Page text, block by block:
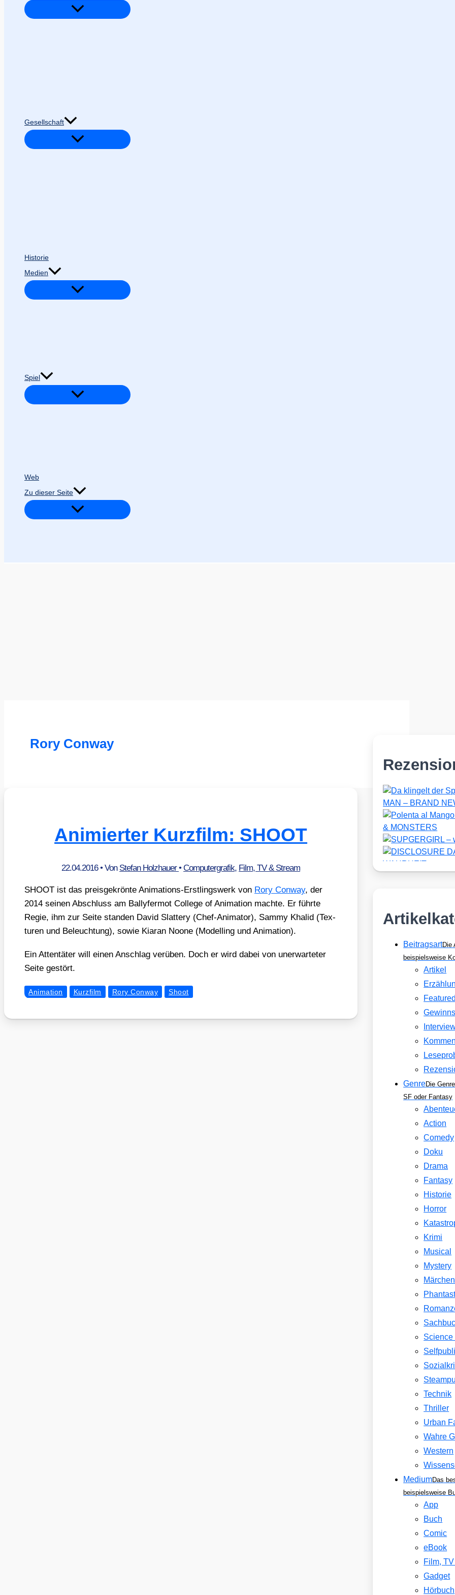
Gesellschaft
Historie
Medien
Spiel
Web
Zu dieser Seite
Rory Conway
Animierter Kurzfilm: SHOOT
22.04.2016• Von Stefan Holzhauer•Computergrafik, Film, TV & Stream
SHOOT ist das preis­ge­krön­te Ani­ma­ti­ons-Erst­lings­werk von Rory Con­way, der
2014 sei­nen Abschluss am Bal­ly­fer­mot Col­lege of Ani­ma­ti­on mach­te. Er führ­te
Regie, ihm zur Sei­te stan­den David Slat­tery (Chef-Ani­ma­tor), Sam­my Kha­lid (Tex­
tu­ren und Beleuch­tung), sowie Kiaran Noo­ne (Model­ling und Ani­ma­ti­on).
Ein Atten­tä­ter will einen Anschlag ver­üben. Doch er wird dabei von uner­war­te­ter
Sei­te gestört.
Animation Kurzfilm Rory Conway Shoot
BeitragsartDie
beispielsweise
Artikel
GenreDie
SF oder Fantasy
Action
Comedy
Doku
Drama
Fantasy
Historie
Horror
Krimi
Musical
Mystery
Märchen
Science
Technik
Thriller
Urban
Wahre
Western
MediumDas
beispielsweise
App
Buch
Comic
eBook
Film,
Gadget
Hörbuch